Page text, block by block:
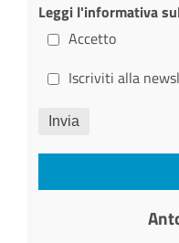
Leggi l'informativa
Accetto
Iscriviti alla
Invia